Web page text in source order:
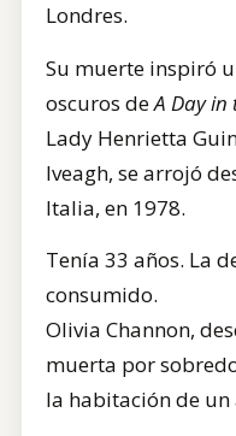
Londres.
Su muerte inspiró
oscuros deA Day in
Lady Henrietta
Iveagh, se arrojó
Italia, en 1978.
Tenía 33 años. La
consumido.
Olivia Channon,
muerta por
la habitación de